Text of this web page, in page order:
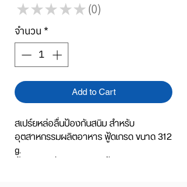
★ ★ ★ ★ ★ 0
0
จำนวน *
Add to Cart
สเปร์ยหล่อลื่นป้องกันสนิม สำหรับ
อุตสาหกรรมผลิตอาหาร ฟู้ดเกรด ขนาด 312
g.